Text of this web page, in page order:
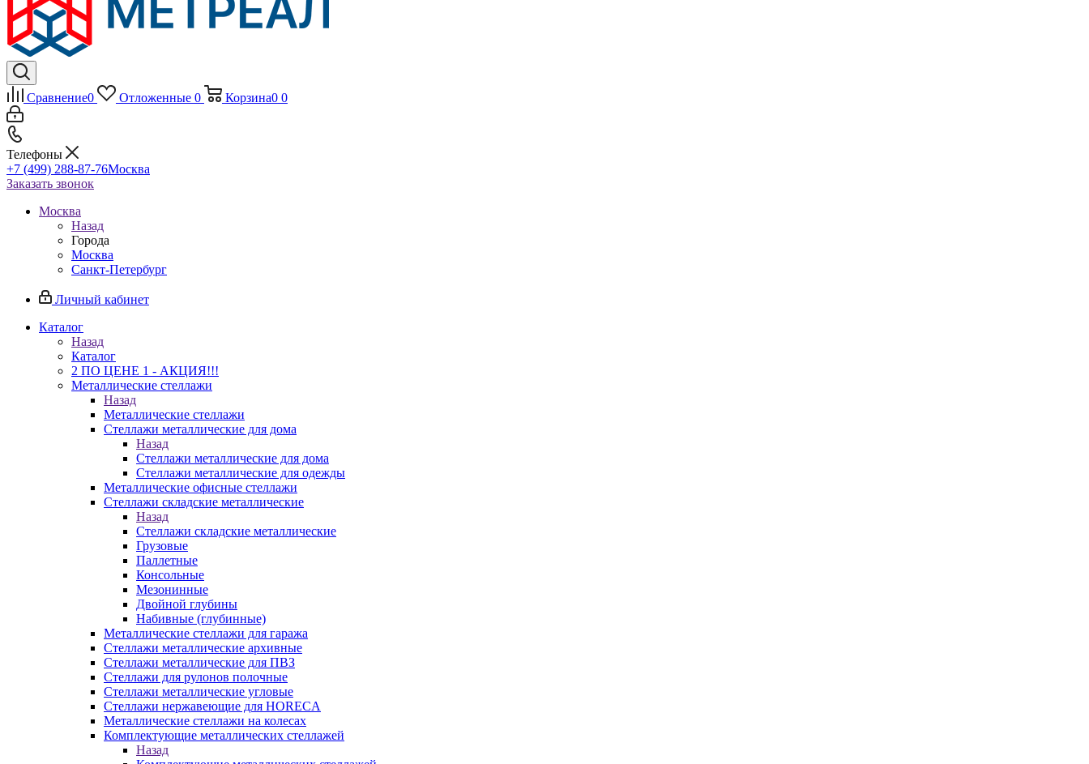
Сравнение0 Отложенные 0 Корзина0 0
Телефоны
+7 (499) 288-87-76Москва
Заказать звонок
Москва
Назад
Города
Москва
Санкт-Петербург
Личный кабинет
Каталог
Назад
Каталог
2 ПО ЦЕНЕ 1 - АКЦИЯ!!!
Металлические стеллажи
Назад
Металлические стеллажи
Стеллажи металлические для дома
Назад
Стеллажи металлические для дома
Стеллажи металлические для одежды
Металлические офисные стеллажи
Стеллажи складские металлические
Назад
Стеллажи складские металлические
Грузовые
Паллетные
Консольные
Мезонинные
Двойной глубины
Набивные (глубинные)
Металлические стеллажи для гаража
Стеллажи металлические архивные
Стеллажи металлические для ПВЗ
Стеллажи для рулонов полочные
Стеллажи металлические угловые
Стеллажи нержавеющие для HORECA
Металлические стеллажи на колесах
Комплектующие металлических стеллажей
Назад